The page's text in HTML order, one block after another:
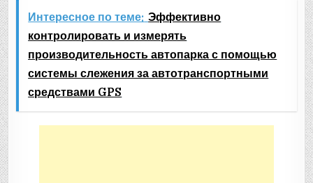
Интересное по теме: Эффективно
контролировать и измерять
производительность автопарка с помощью
системы слежения за автотранспортными
средствами GPS